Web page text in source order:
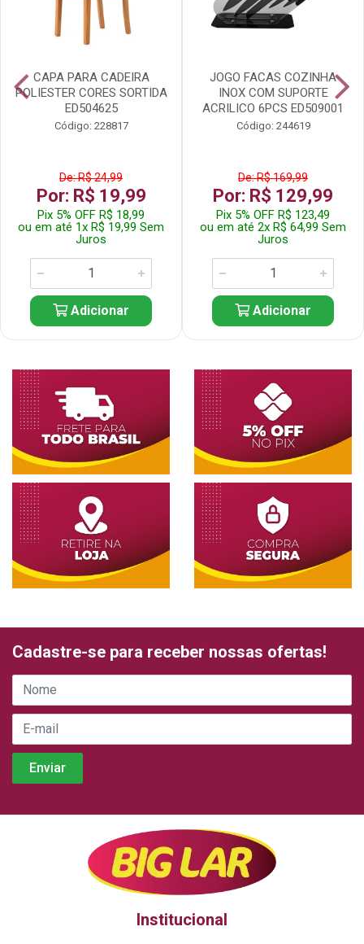
CAPA PARA CADEIRA
POLIESTER CORES SORTIDA
ED504625
Código: 228817
De: R$ 24,99
Por: R$ 19,99
Pix 5% OFF R$ 18,99
ou em até 1x R$ 19,99 Sem
Juros
Adicionar
JOGO FACAS COZINHA
INOX COM SUPORTE
ACRILICO 6PCS ED509001
Código: 244619
De: R$ 169,99
Por: R$ 129,99
Pix 5% OFF R$ 123,49
ou em até 2x R$ 64,99 Sem
Juros
Adicionar
Cadastre-se para receber nossas ofertas!
Institucional